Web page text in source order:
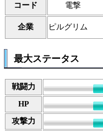
コード 電撃
企業 ピルグリム
最大ステータス
戦闘力
HP
攻撃力